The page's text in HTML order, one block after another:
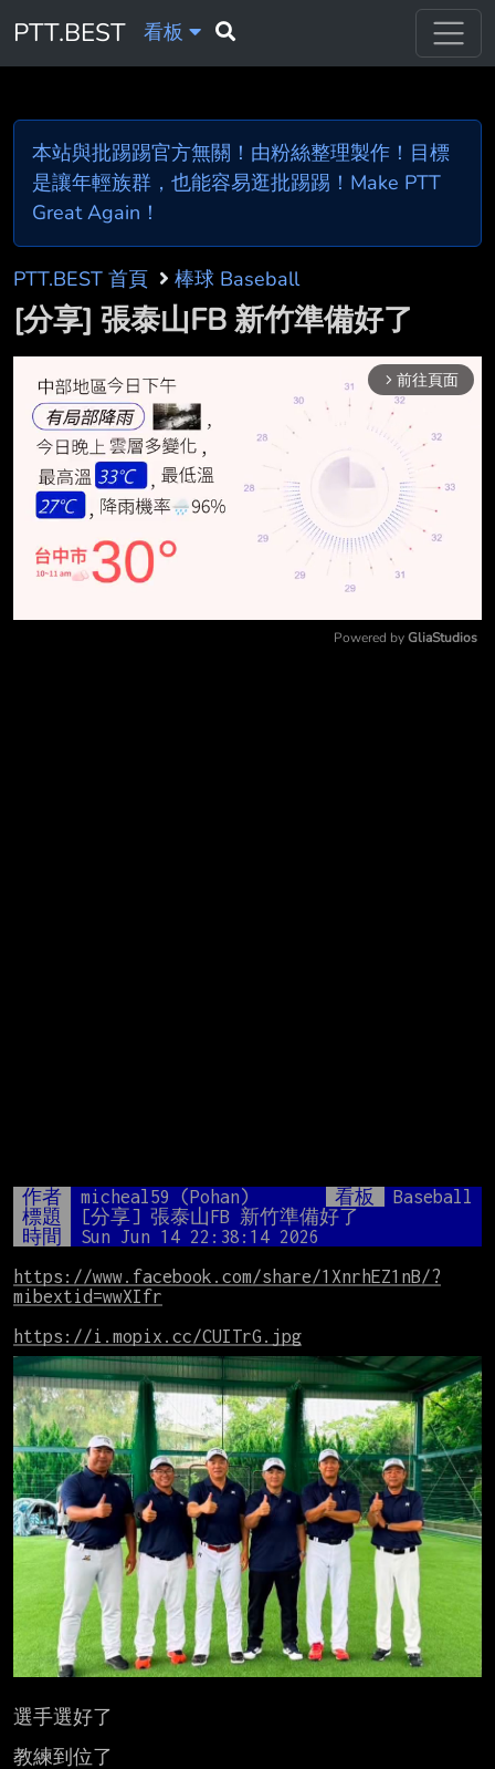
PTT.BEST 看板
本站與批踢踢官方無關！由粉絲整理製作！目標
是讓年輕族群，也能容易逛批踢踢！Make PTT
Great Again！
PTT.BEST 首頁 棒球 Baseball
[分享] 張泰山FB 新竹準備好了
arrow_forward_ios 前往頁面
Powered by GliaStudios
作者 micheal59 (Pohan) 看板
Baseball
標題
[分享] 張泰山FB 新竹準備好了
時間
Sun Jun 14 22:38:14 2026
https://www.facebook.com/share/1XnrhEZ1nB/?
mibextid=wwXIfr
https://i.mopix.cc/CUITrG.jpg
選手選好了
教練到位了